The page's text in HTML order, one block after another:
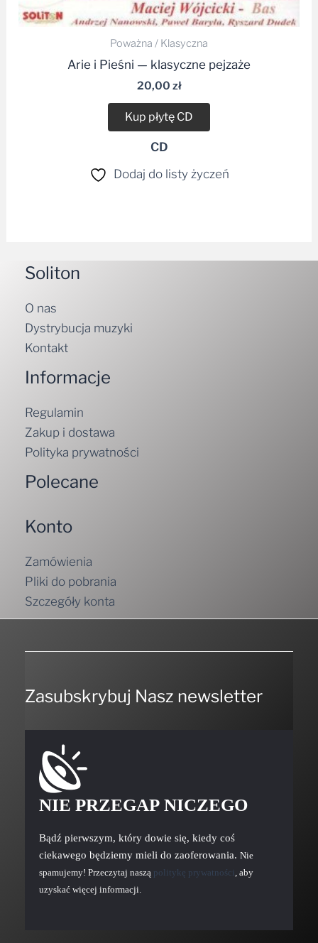
Poważna / Klasyczna
Arie i Pieśni — klasyczne pejzaże
20,00 zł
Kup płytę CD
CD
Dodaj do listy życzeń
Soliton
O nas
Dystrybucja muzyki
Kontakt
Informacje
Regulamin
Zakup i dostawa
Polityka prywatności
Polecane
Konto
Zamówienia
Pliki do pobrania
Szczegóły konta
Zasubskrybuj Nasz newsletter
NIE PRZEGAP NICZEGO
Bądź pierwszym, który dowie się, kiedy coś
ciekawego będziemy mieli do zaoferowania. Nie
spamujemy! Przeczytaj naszą politykę prywatności , aby
uzyskać więcej informacji.